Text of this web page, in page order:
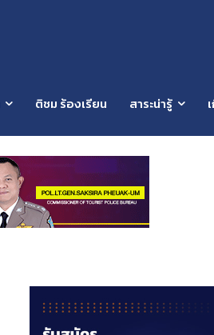
ติชม ร้องเรียน สาระน่ารู้